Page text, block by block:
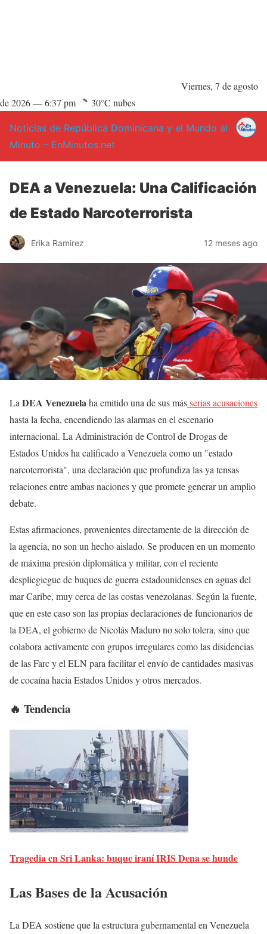
Viernes, 7 de agosto
de 2026 —6:37 pm 30°C nubes
Noticias de República Dominicana y el Mundo al
Minuto – EnMinutos.net
DEA a Venezuela: Una Calificación
de Estado Narcoterrorista
Erika Ramirez 12 meses ago
La DEA Venezuelaha emitido una de sus másserias acusaciones
hasta la fecha, encendiendo las alarmas en el escenario
internacional. La Administración de Control de Drogas de
Estados Unidos ha calificado a Venezuela como un "estado
narcoterrorista", una declaración que profundiza las ya tensas
relaciones entre ambas naciones y que promete generar un amplio
debate.
Estas afirmaciones, provenientes directamente de la dirección de
la agencia, no son un hecho aislado. Se producen en un momento
de máxima presión diplomática y militar, con el reciente
despliegiegue de buques de guerra estadounidenses en aguas del
mar Caribe, muy cerca de las costas venezolanas. Según la fuente,
que en este caso son las propias declaraciones de funcionarios de
la DEA, el gobierno de Nicolás Maduro no solo tolera, sino que
colabora activamente con grupos irregulares como las disidencias
de las Farc y el ELN para facilitar el envío de cantidades masivas
de cocaína hacia Estados Unidos y otros mercados.
🔥 Tendencia
Tragedia en Sri Lanka: buque iraní IRIS Dena se hunde
Las Bases de la Acusación
La DEA sostiene que la estructura gubernamental en Venezuela